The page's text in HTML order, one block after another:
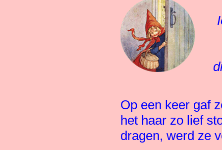
Op een keer gaf
het haar zo lief
dragen, werd ze